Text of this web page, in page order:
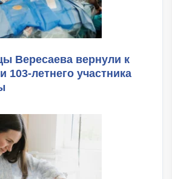
Вересаева вернули к
103-летнего участника